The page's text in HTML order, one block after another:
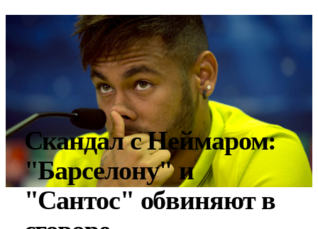
Скандал с Неймаром:
"Барселону" и
"Сантос" обвиняют в